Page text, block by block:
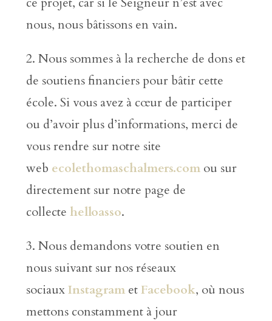
nous, nous bâtissons en vain.
2. Nous sommes à la recherche de dons et
de soutiens financiers pour bâtir cette
école. Si vous avez à cœur de participer
ou d’avoir plus d’informations, merci de
vous rendre sur notre site
web ecolethomaschalmers.comou sur
directement sur notre page de
collecte helloasso.
3. Nous demandons votre soutien en
nous suivant sur nos réseaux
sociauxInstagrametFacebook, où nous
mettons constamment à jour